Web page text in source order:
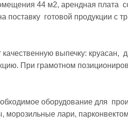
44 м2, арендная плата
поставку  готовой продукции с
При грамотном
морозильные лари,